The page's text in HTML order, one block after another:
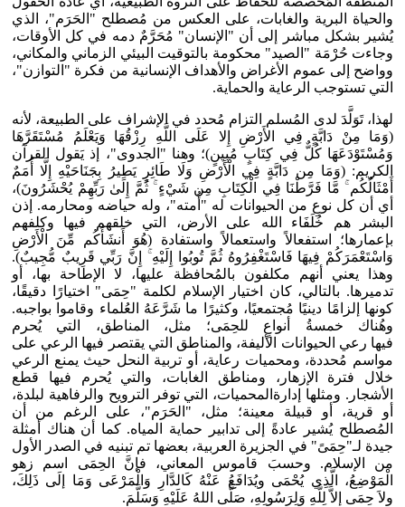
والحياة البرية والغابات، على العكس من مُصطلح "الحَرَم"، الذي
يُشير بشكل مباشر إلى أن "الإنسان" مُحَرَّمٌ دمه في كل الأوقات،
وجاءت حُرْمَة "الصيد" محكومة بالتوقيت البيئي الزماني والمكاني،
وواضح إلى عموم الأغراض والأهداف الإنسانية من فكرة "التوازن"،
التي تستوجب الرعاية والحماية.
لهذا، تَوَلَّدَ لدى المُسلم التزام مُحدد في الإشراف على الطبيعة، لأنه
(وَمَا مِنْ دَابَّةٍ فِي الأَرْضِ إِلا عَلَى اللَّهِ رِزْقُهَا وَيَعْلَمُ مُسْتَقَرَّهَا
وَمُسْتَوْدَعَهَا كُلٌّ فِي كِتَابٍ مُبِينٍ)؛ وهنا "الجدوى"، إذ يَقول القرآن
الكريم: (وَمَا مِن دَابَّةٍ فِي الْأَرْضِ وَلَا طَائِرٍ يَطِيرُ بِجَنَاحَيْهِ إِلَّا أُمَمٌ
أَمْثَالُكُم ۚ مَّا فَرَّطْنَا فِي الْكِتَابِ مِن شَيْءٍ ۚ ثُمَّ إِلَىٰ رَبِّهِمْ يُحْشَرُونَ)،
أي أن كل نوعِ من الحيوانات له "أُمته"، وله حياضه ومحارمه. إذن
البشر هم خُلَفَاء الله على الأرض، التي خلقهم فيها وكلفهم
بإعمارها؛ استفعالاً واستعمالاً واستفادة (هُوَ أَنشَأَكُم مِّنَ الْأَرْضِ
وَاسْتَعْمَرَكُمْ فِيهَا فَاسْتَغْفِرُوهُ ثُمَّ تُوبُوا إِلَيْهِ ۚ إِنَّ رَبِّي قَرِيبٌ مُّجِيبٌ).
وهذا يعني أنهم مكلفون بالمُحافظة عليها، لا الإطاحة بها، أو
تدميرها. بالتالي، كان اختيار الإسلام لكلمة "حِمَى" اختيارًا دقيقًا،
كونها إلزامًا دينيًا مُجتمعيًا، وكثيرًا ما شَرَّعَهُ العُلماء وقاموا بواجبه.
وهُناك خمسةُ أنواعٍ للحِمَى؛ مثل، المناطق، التي يُحرم
فيها رعي الحيوانات الأليفة، والمناطق التي يقتصر فيها الرعي على
مواسم مُحددة، ومحميات رعاية، أو تربية النحل حيث يمنع الرعي
خلال فترة الإزهار، ومناطق الغابات، والتي يُحرم فيها قطع
الأشجار. ومثلها إدارةالمحميات، التي توفر الترويح والرفاهية لبلدة،
أو قرية، أو قبيلة معينة؛ مثل، "الحَرَم"، على الرغم من أن
المُصطلح يُشير عادةً إلى تدابير حماية المياه. كما أن هناك أمثلة
جيدة لـ"حِمَىً" في الجزيرة العربية، بعضها تم تبنيه في الصدر الأول
من الإسلام. وحسبَ قاموس المعاني، فإنَّ الحِمَى اسم زهو
الْمَوْضِعُ، الَّذِي يُحْمَى ويُدَافَعُ عَنْهُ كَالدَّارِ وَالْمَرْعَى وَمَا إلَى ذَلِكَ،
ولاَ حِمَى إلاَّ لِلَّهِ وَلِرَسُولِهِ، صَلَّى اللهُ عَلَيْهِ وَسَلَّمَ.